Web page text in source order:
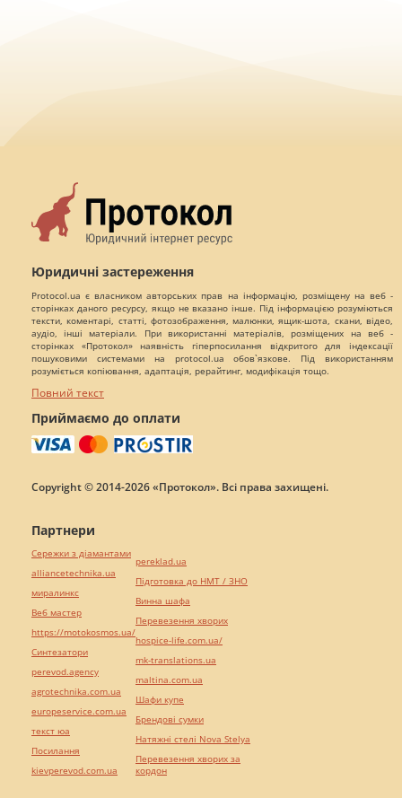
Юридичні застереження
Protocol.ua є власником авторських прав на інформацію, розміщену на веб -
сторінках даного ресурсу, якщо не вказано інше. Під інформацією розуміються
тексти, коментарі, статті, фотозображення, малюнки, ящик-шота, скани, відео,
аудіо, інші матеріали. При використанні матеріалів, розміщених на веб -
сторінках «Протокол» наявність гіперпосилання відкритого для індексації
пошуковими системами на protocol.ua обов`язкове. Під використанням
розуміється копіювання, адаптація, рерайтинг, модифікація тощо.
Повний текст
Приймаємо до оплати
Copyright © 2014-2026 «Протокол». Всі права захищені.
Партнери
Сережки з діамантами
alliancetechnika.ua
миралинкс
Веб мастер
https://motokosmos.ua/
Синтезатори
perevod.agency
agrotechnika.com.ua
europeservice.com.ua
текст юа
Посилання
kievperevod.com.ua
pereklad.ua
Підготовка до НМТ / ЗНО
Винна шафа
Перевезення хворих
hospice-life.com.ua/
mk-translations.ua
maltina.com.ua
Шафи купе
Брендові сумки
Натяжні стелі Nova Stelya
Перевезення хворих за
кордон